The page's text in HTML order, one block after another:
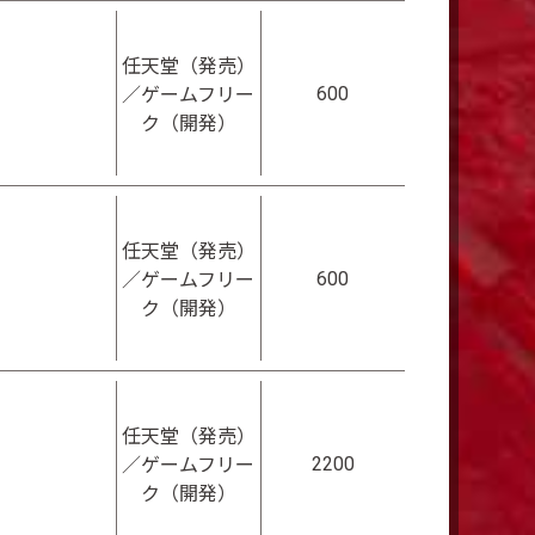
任天堂（発売）
／ゲームフリー
ク（開発）
600
任天堂（発売）
／ゲームフリー
ク（開発）
600
任天堂（発売）
／ゲームフリー
ク（開発）
2200